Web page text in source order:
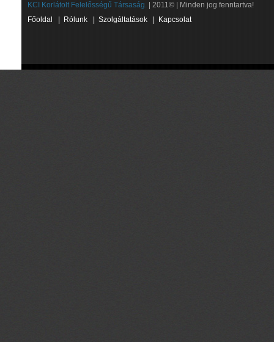
KCI Korlátolt Felelősségű Társaság. | 2011© | Minden jog fenntartva!
Főoldal
Rólunk Szolgáltatások Kapcsolat